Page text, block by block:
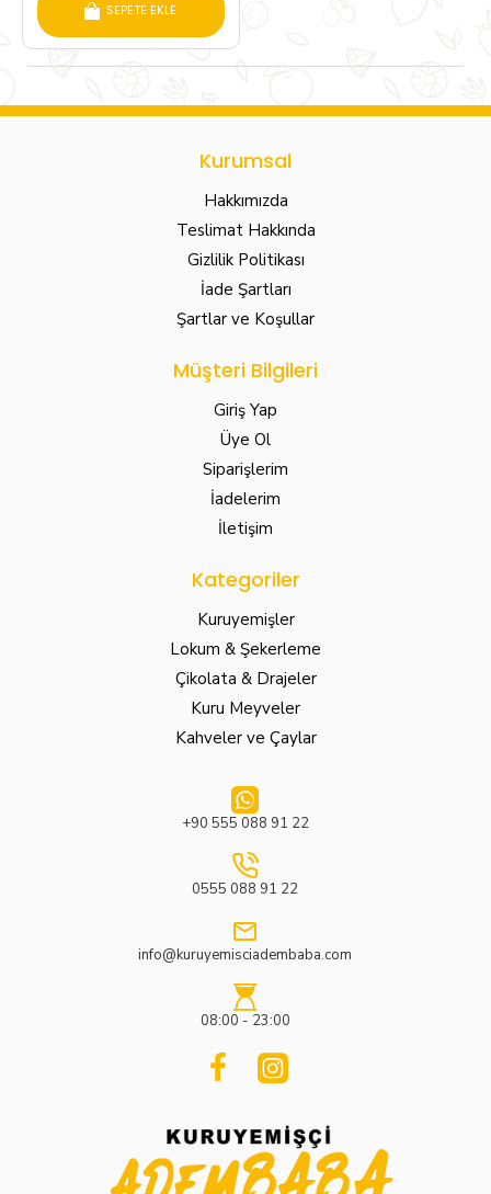
SEPETE EKLE
Kurumsal
Hakkımızda
Teslimat Hakkında
Gizlilik Politikası
İade Şartları
Şartlar ve Koşullar
Müşteri Bilgileri
Giriş Yap
Üye Ol
Siparişlerim
İadelerim
İletişim
Kategoriler
Kuruyemişler
Lokum & Şekerleme
Çikolata & Drajeler
Kuru Meyveler
Kahveler ve Çaylar
+90 555 088 91 22
0555 088 91 22
info@kuruyemisciadembaba.com
08:00 - 23:00